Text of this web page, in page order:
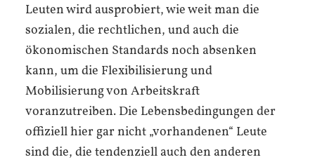
Leuten wird ausprobiert, wie weit man die
sozialen, die rechtlichen, und auch die
ökonomischen Standards noch absenken
kann, um die Flexibilisierung und
Mobilisierung von Arbeitskraft
voranzutreiben. Die Lebensbedingungen der
offiziell hier gar nicht „vorhandenen“ Leute
sind die, die tendenziell auch den anderen